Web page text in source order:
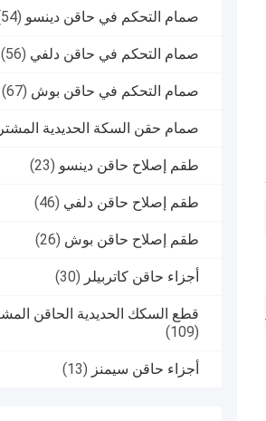
صمام التحكم في حاقن دينسو (54)
صمام التحكم في حاقن دلفي (56)
صمام التحكم في حاقن بوش (67)
صمام حقن السكة الحديدية
طقم إصلاح حاقن دينسو (23)
طقم إصلاح حاقن دلفي (46)
طقم إصلاح حاقن بوش (26)
أجزاء حاقن كاتربيلر (30)
قطع السكك الحديدية الحاقن
(109)
أجزاء حاقن سيمنز (13)